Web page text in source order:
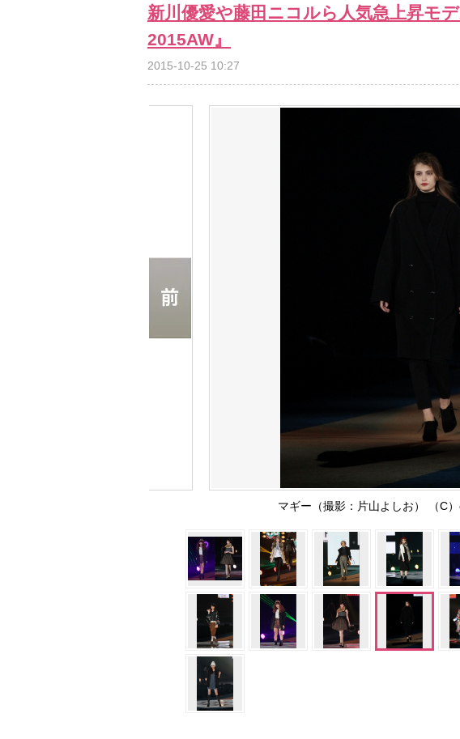
新川優愛や藤田ニコルら人気急上昇モ
2015AW』
2015-10-25 10:27
マギー（撮影：片山よしお） （C